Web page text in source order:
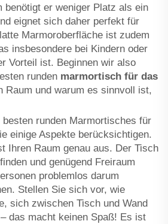
benötigt er weniger Platz als ein
eignet sich daher perfekt für
Marmoroberfläche ist zudem
insbesondere bei Kindern oder
Vorteil ist. Beginnen wir also
runden marmortisch für das
Raum und warum es sinnvoll ist,
runden Marmortisches für
einige Aspekte berücksichtigen.
Ihren Raum genau aus. Der Tisch
und genügend Freiraum
problemlos darum
Stellen Sie sich vor, wie
sich zwischen Tisch und Wand
das macht keinen Spaß! Es ist